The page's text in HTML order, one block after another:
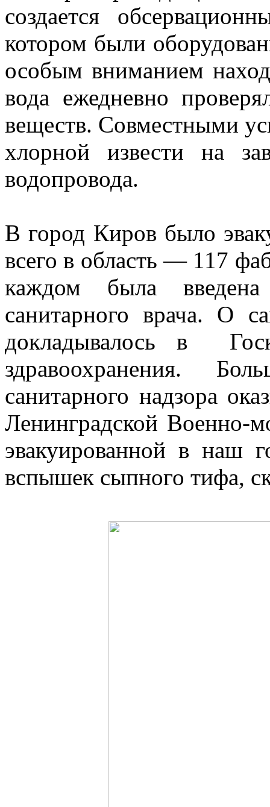
создается
котором были
особым вниманием
вода ежедневно
веществ. Совместными
хлорной извести на
водопровода.
В город Киров было
всего в область — 117
каждом была
санитарного врача. О
докладывалось в
здравоохранения.
санитарного надзора
Ленинградской Военно-
эвакуированной в наш
вспышек сыпного тифа,